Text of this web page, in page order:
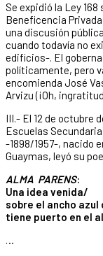
Se expidió la Ley
Beneficencia
una discusión
cuando todavía no
edificios-. El
políticamente, pero
encomienda José
Arvizu (¡Oh,
III.- El 12 de octubre
Escuelas
-1898/1957-, nacido
Guaymas, leyó su
ALMA PARENS:
Una idea venida/
sobre el ancho
tiene puerto en el
…